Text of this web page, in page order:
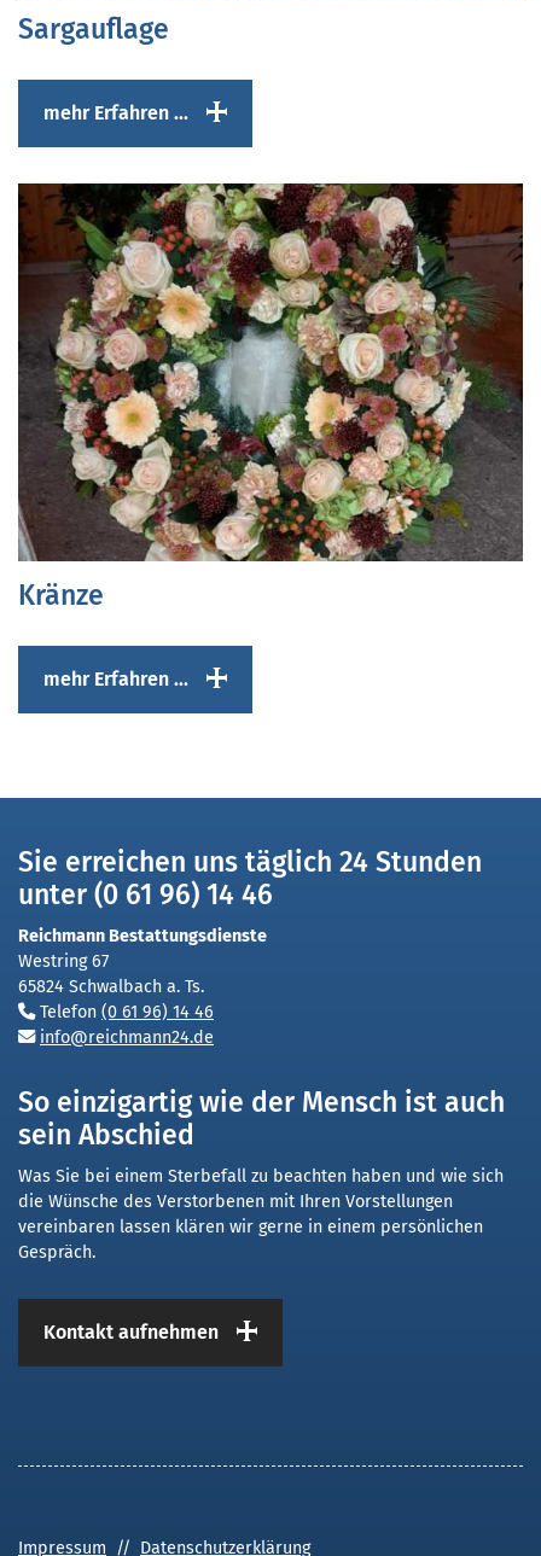
Sargauflage
mehr Erfahren ...
Kränze
mehr Erfahren ...
Sie erreichen uns täglich 24 Stunden
unter (0 61 96) 14 46
Reichmann Bestattungsdienste
Westring 67
65824 Schwalbach a. Ts.
Telefon (0 61 96) 14 46
info@reichmann24.de
So einzigartig wie der Mensch ist auch
sein Abschied
Was Sie bei einem Sterbefall zu beachten haben und wie sich
die Wünsche des Verstorbenen mit Ihren Vorstellungen
vereinbaren lassen klären wir gerne in einem persönlichen
Gespräch.
Kontakt aufnehmen
Impressum // Datenschutzerklärung